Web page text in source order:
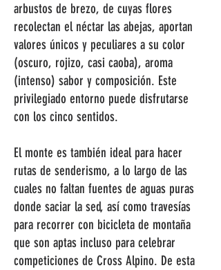
arbustos de brezo, de cuyas flores
recolectan el néctar las abejas, aportan
valores únicos y peculiares a su color
(oscuro, rojizo, casi caoba), aroma
(intenso) sabor y composición. Este
privilegiado entorno puede disfrutarse
con los cinco sentidos.
El monte es también ideal para hacer
rutas de senderismo, a lo largo de las
cuales no faltan fuentes de aguas puras
donde saciar la sed, así como travesías
para recorrer con bicicleta de montaña
que son aptas incluso para celebrar
competiciones de Cross Alpino. De esta